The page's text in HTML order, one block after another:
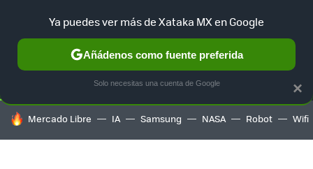
SELECCIÓN GAMING HOME AUTO TERRITORIO
HOY SE HABLA DE
Mercado Libre IA Samsung NASA Robot Wifi
×
Ya puedes ver más de Xataka MX en Google
Añádenos como fuente preferida
Solo necesitas una cuenta de Google